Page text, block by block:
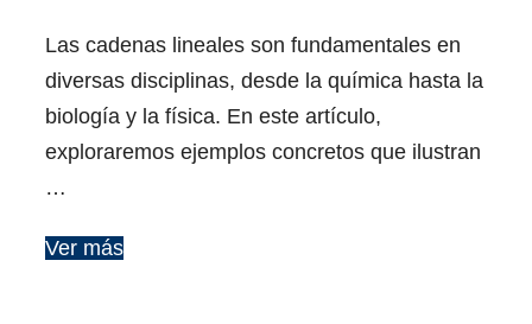
Las cadenas lineales son fundamentales en
diversas disciplinas, desde la química hasta la
biología y la física. En este artículo,
exploraremos ejemplos concretos que ilustran
…
Ver más